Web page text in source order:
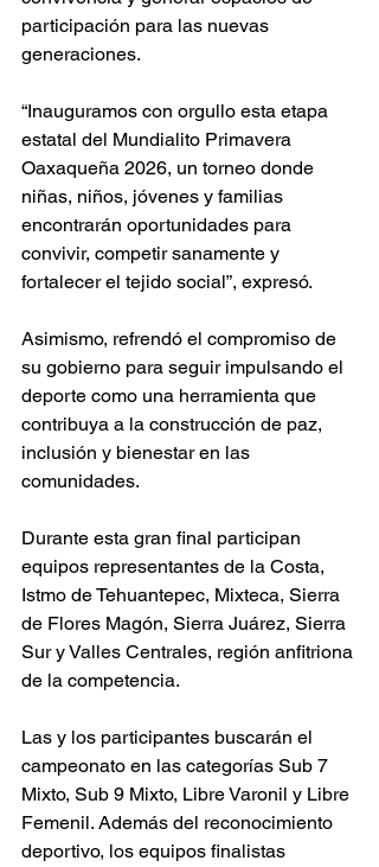
participación para las nuevas
generaciones.
“Inauguramos con orgullo esta etapa
estatal del Mundialito Primavera
Oaxaqueña 2026, un torneo donde
niñas, niños, jóvenes y familias
encontrarán oportunidades para
convivir, competir sanamente y
fortalecer el tejido social”, expresó.
Asimismo, refrendó el compromiso de
su gobierno para seguir impulsando el
deporte como una herramienta que
contribuya a la construcción de paz,
inclusión y bienestar en las
comunidades.
Durante esta gran final participan
equipos representantes de la Costa,
Istmo de Tehuantepec, Mixteca, Sierra
de Flores Magón, Sierra Juárez, Sierra
Sur y Valles Centrales, región anfitriona
de la competencia.
Las y los participantes buscarán el
campeonato en las categorías Sub 7
Mixto, Sub 9 Mixto, Libre Varonil y Libre
Femenil. Además del reconocimiento
deportivo, los equipos finalistas